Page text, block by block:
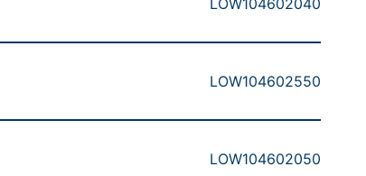
LOW104602550
LOW104602050